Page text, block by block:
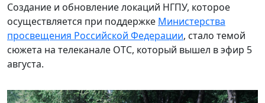
Создание и обновление локаций НГПУ, которое
осуществляется при поддержке Министерства
просвещения Российской Федерации, стало темой
сюжета на телеканале ОТС, который вышел в эфир 5
августа.